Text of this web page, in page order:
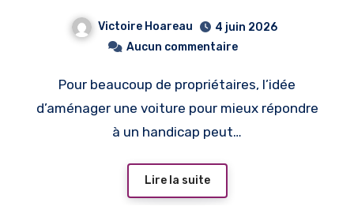
Victoire Hoareau
4 juin 2026
Aucun commentaire
Pour beaucoup de propriétaires, l’idée
d’aménager une voiture pour mieux répondre
à un handicap peut…
Lire la suite